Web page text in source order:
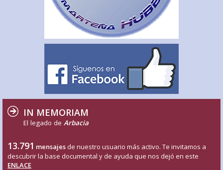
IN MEMORIAM
El legado de Arbacia
13.791 mensajes de nuestro usuario más activo. Te invitamos a
descubrir la base documental y de ayuda que nos dejó en este
ENLACE